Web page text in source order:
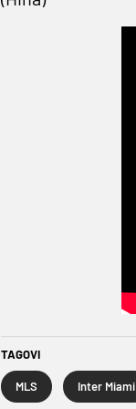
TAGOVI
MLS Inter Miami